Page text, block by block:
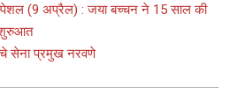
(9 अप्रैल) : जया बच्चन ने 15 साल की
शुरुआत
सेना प्रमुख नरवणे